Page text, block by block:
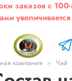
заказов с
компания Чай